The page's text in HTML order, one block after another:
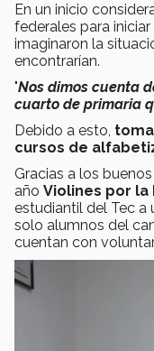
En un inicio
federales para
imaginaron la
encontrarían.
"Nos dimos cuenta
cuarto de primaria
Debido a esto,
cursos de
Gracias a los
año Violines por la
estudiantil del Tec a
solo alumnos del
cuentan con